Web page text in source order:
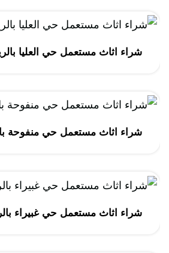
شراء اثاث مستعمل حي العليا
شراء اثاث مستعمل حي منفوحة
شراء اثاث مستعمل حي غبيراء